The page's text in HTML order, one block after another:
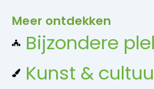
Meer ontdekken
Bijzondere
Kunst &